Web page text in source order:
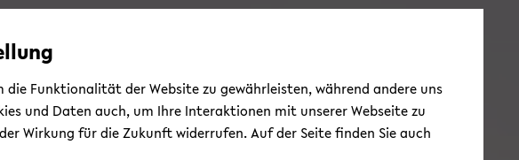
die Funktionalität der Website zu gewährleisten, während andere uns
und Daten auch, um Ihre Interaktionen mit unserer Webseite zu
Wirkung für die Zukunft widerrufen. Auf der Seite finden Sie auch